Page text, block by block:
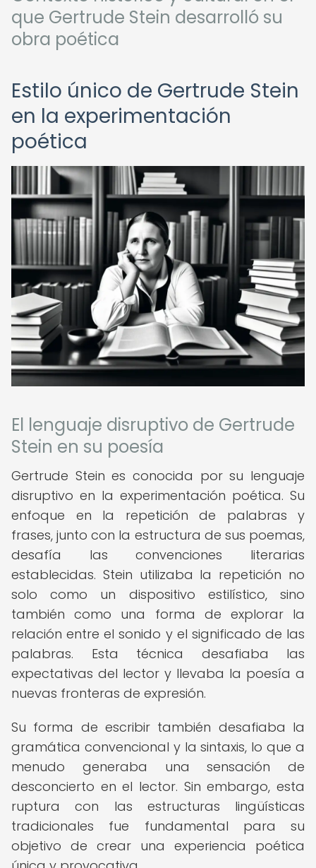
que Gertrude Stein desarrolló su
obra poética
Estilo único de Gertrude Stein
en la experimentación
poética
El lenguaje disruptivo de Gertrude
Stein en su poesía
Gertrude Stein es conocida por su lenguaje
disruptivo en la experimentación poética. Su
enfoque en la repetición de palabras y
frases, junto con la estructura de sus poemas,
desafía las convenciones literarias
establecidas. Stein utilizaba la repetición no
solo como un dispositivo estilístico, sino
también como una forma de explorar la
relación entre el sonido y el significado de las
palabras. Esta técnica desafiaba las
expectativas del lector y llevaba la poesía a
nuevas fronteras de expresión.
Su forma de escribir también desafiaba la
gramática convencional y la sintaxis, lo que a
menudo generaba una sensación de
desconcierto en el lector. Sin embargo, esta
ruptura con las estructuras lingüísticas
tradicionales fue fundamental para su
objetivo de crear una experiencia poética